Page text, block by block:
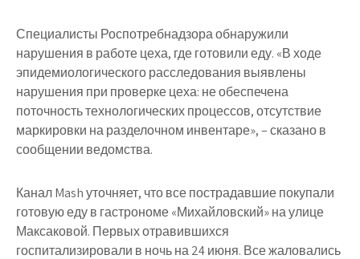
Специалисты Роспотребнадзора обнаружили
нарушения в работе цеха, где готовили еду. «В ходе
эпидемиологического расследования выявлены
нарушения при проверке цеха: не обеспечена
поточность технологических процессов, отсутствие
маркировки на разделочном инвентаре», – сказано в
сообщении ведомства.
Канал Mash уточняет, что все пострадавшие покупали
готовую еду в гастрономе «Михайловский» на улице
Максаковой. Первых отравившихся
госпитализировали в ночь на 24 июня. Все жаловались